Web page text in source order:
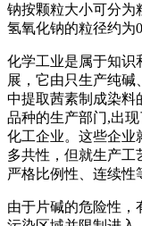
钠按颗粒大小可分为
氢氧化钠的粒径约为
化学工业是属于知识
展，它由只生产纯碱
中提取茜素制成染料
品种的生产部门,出
化工企业。这些企业
多共性，但就生产工
严格比例性、连续性
由于片碱的危险性，